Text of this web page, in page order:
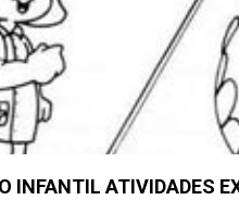
INFANTIL ATIVIDADES